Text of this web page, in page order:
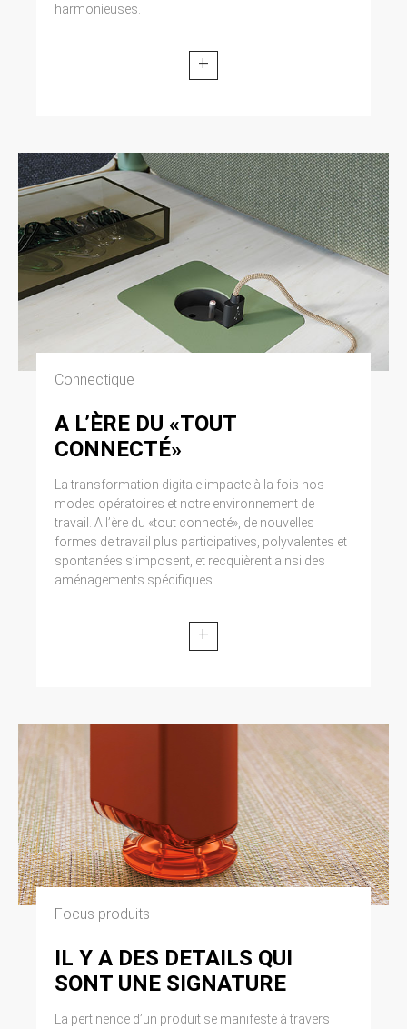
harmonieuses.
+
Connectique
A L’ÈRE DU «TOUT
CONNECTÉ»
La transformation digitale impacte à la fois nos
modes opératoires et notre environnement de
travail. A l’ère du «tout connecté», de nouvelles
formes de travail plus participatives, polyvalentes et
spontanées s’imposent, et recquièrent ainsi des
aménagements spécifiques.
+
Focus produits
IL Y A DES DETAILS QUI
SONT UNE SIGNATURE
La pertinence d’un produit se manifeste à travers